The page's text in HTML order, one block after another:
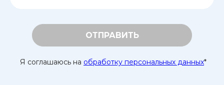
ОТПРАВИТЬ
Я соглашаюсь на обработку персональных данных*